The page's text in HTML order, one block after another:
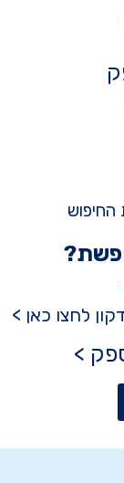
החיפוש
לחצו כאן >
>